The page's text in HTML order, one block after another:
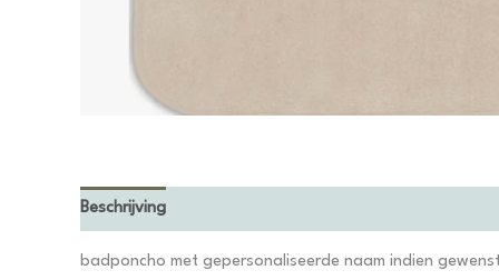
Beschrijving
badponcho met gepersonaliseerde naam indien